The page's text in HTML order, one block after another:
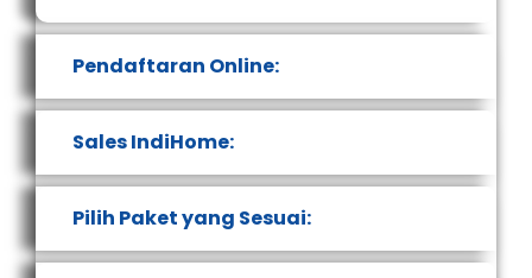
Pendaftaran Online:
Sales IndiHome:
Pilih Paket yang Sesuai: